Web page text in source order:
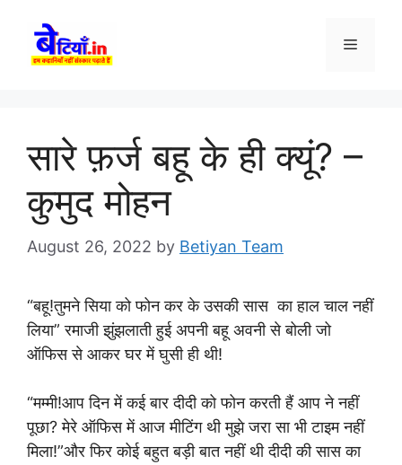
content
Menu
सारे फ़र्ज बहू के ही क्यूं? –
कुमुद मोहन
August 26, 2022 by Betiyan Team
“बहू!तुमने सिया को फोन कर के उसकी सास का हाल चाल नहीं
लिया” रमाजी झुंझलाती हुई अपनी बहू अवनी से बोली जो
ऑफिस से आकर घर में घुसी ही थी!
“मम्मी!आप दिन में कई बार दीदी को फोन करती हैं आप ने नहीं
पूछा? मेरे ऑफिस में आज मीटिंग थी मुझे जरा सा भी टाइम नहीं
मिला!”और फिर कोई बहुत बड़ी बात नहीं थी दीदी की सास का